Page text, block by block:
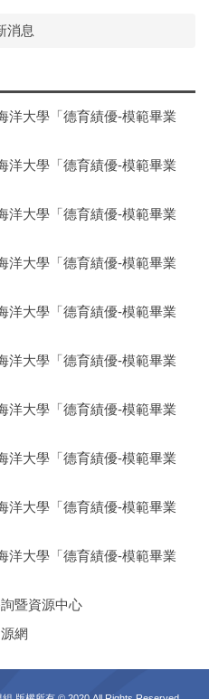
消息
洋大學「德育績優-模範畢業
洋大學「德育績優-模範畢業
洋大學「德育績優-模範畢業
洋大學「德育績優-模範畢業
洋大學「德育績優-模範畢業
洋大學「德育績優-模範畢業
洋大學「德育績優-模範畢業
洋大學「德育績優-模範畢業
洋大學「德育績優-模範畢業
洋大學「德育績優-模範畢業
暨資源中心
網